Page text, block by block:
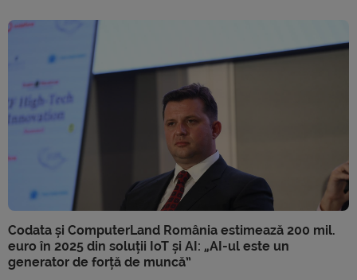
Codata și ComputerLand România estimează 200 mil.
euro în 2025 din soluții IoT și AI: „AI-ul este un
generator de forță de muncă”